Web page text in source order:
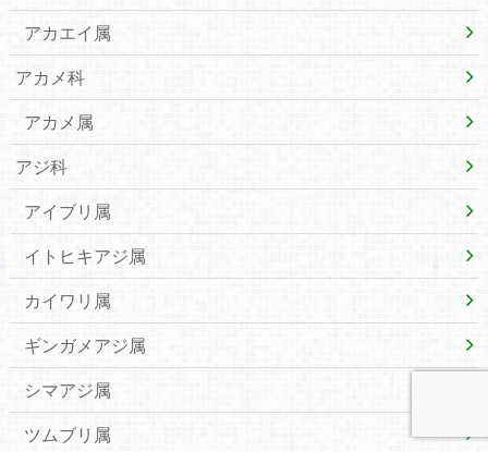
アカエイ属
アカメ科
アカメ属
アジ科
アイブリ属
イトヒキアジ属
カイワリ属
ギンガメアジ属
シマアジ属
ツムブリ属